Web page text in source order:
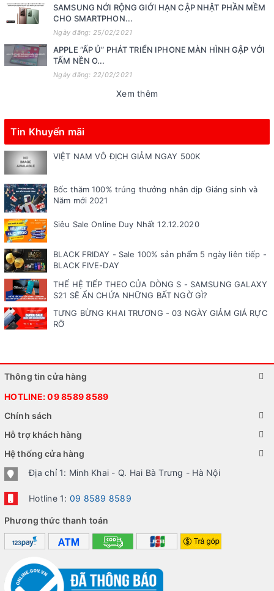
SAMSUNG NỚI RỘNG GIỚI HẠN CẬP NHẬT PHẦN MỀM
CHO SMARTPHON...
Ngày đăng: 25/02/2021
APPLE “ẤP Ủ” PHÁT TRIỂN IPHONE MÀN HÌNH GẬP VỚI
TẤM NỀN O...
Ngày đăng: 22/02/2021
Xem thêm
Tin Khuyến mãi
VIỆT NAM VÔ ĐỊCH GIẢM NGAY 500K
Bốc thăm 100% trúng thưởng nhân dịp Giáng sinh và
Năm mới 2021
Siêu Sale Online Duy Nhất 12.12.2020
BLACK FRIDAY - Sale 100% sản phẩm 5 ngày liên tiếp -
BLACK FIVE-DAY
THẾ HỆ TIẾP THEO CỦA DÒNG S - SAMSUNG GALAXY
S21 SẼ ẨN CHỨA NHỮNG BẤT NGỜ GÌ?
TƯNG BỪNG KHAI TRƯƠNG - 03 NGÀY GIẢM GIÁ RỰC
RỠ
Thông tin cửa hàng
HOTLINE:09 8589 8589
Chính sách
Hỗ trợ khách hàng
Hệ thống cửa hàng
Địa chỉ 1: Minh Khai - Q. Hai Bà Trưng - Hà Nội
Hotline 1: 09 8589 8589
Phương thức thanh toán